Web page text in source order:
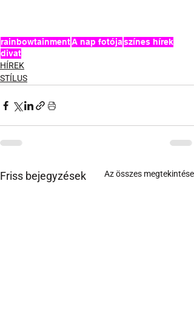
rainbowtainmentA nap fotójaszínes hírek
divat
HÍREK
STÍLUS
Friss bejegyzések Az összes megtekintése